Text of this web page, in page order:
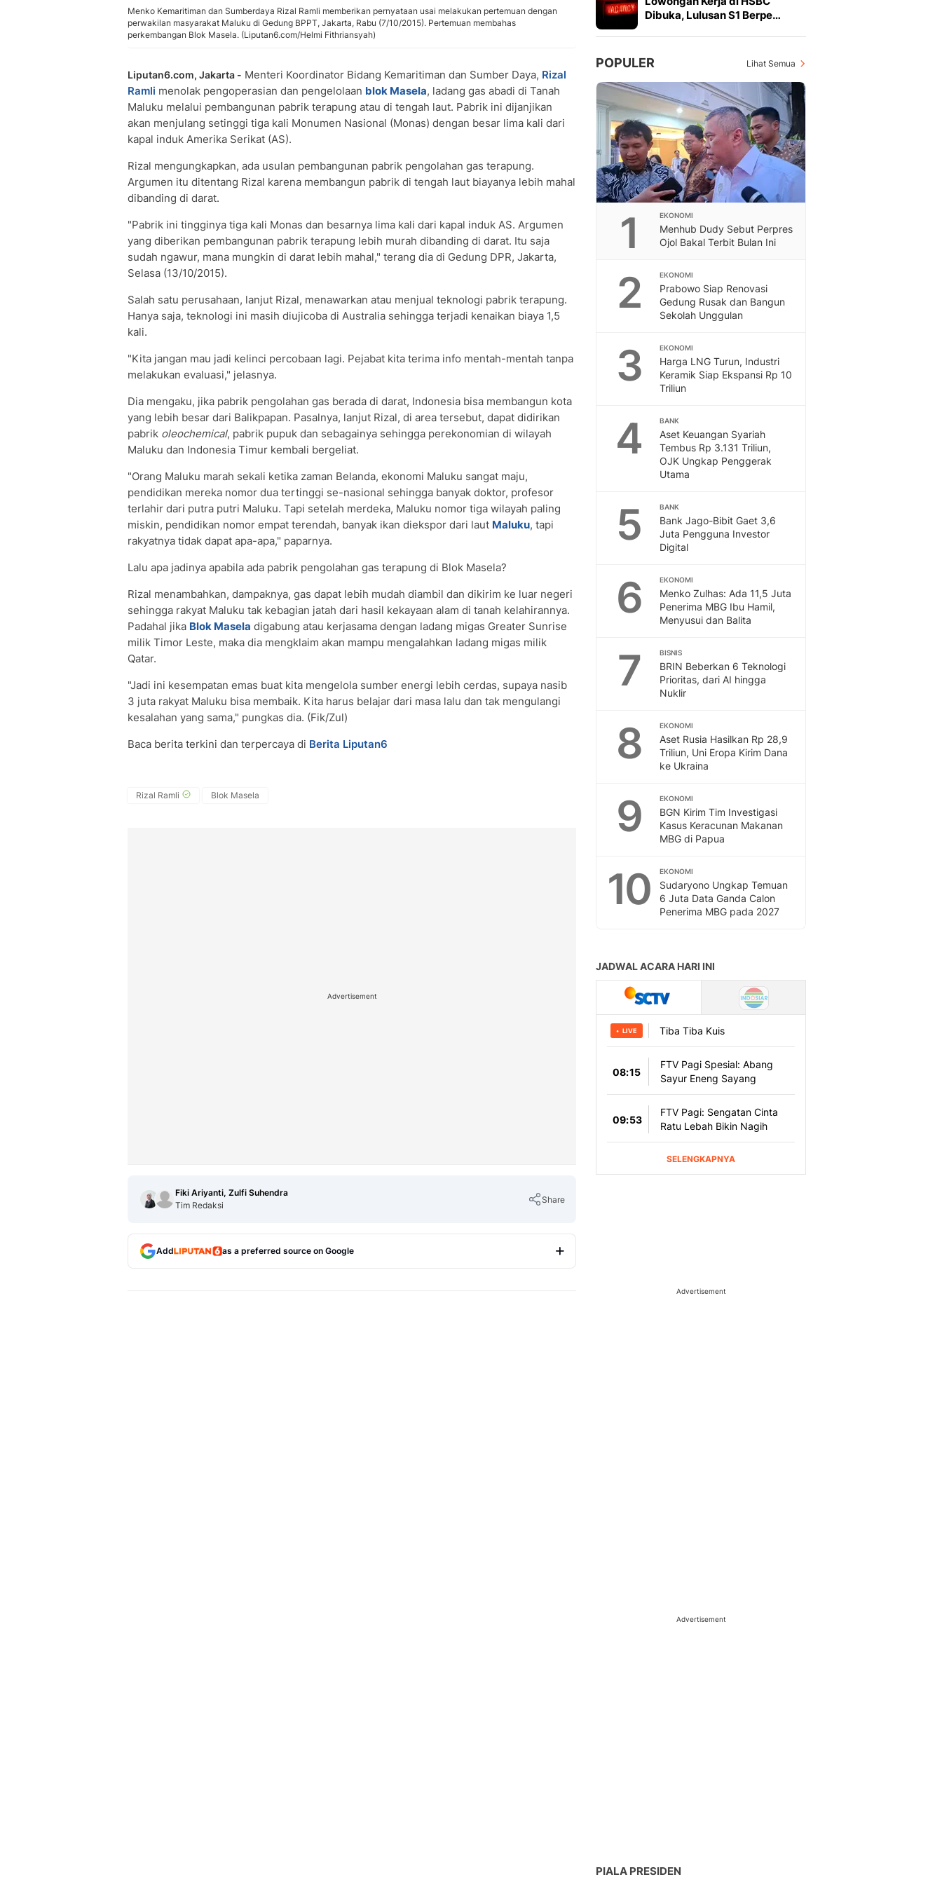
Menko Kemaritiman dan Sumberdaya Rizal Ramli memberikan pernyataan usai melakukan pertemuan dengan
perwakilan masyarakat Maluku di Gedung BPPT, Jakarta, Rabu (7/10/2015). Pertemuan membahas
perkembangan Blok Masela. (Liputan6.com/Helmi Fithriansyah)
Liputan6.com, Jakarta - Menteri Koordinator Bidang Kemaritiman dan Sumber Daya, Rizal
Ramli menolak pengoperasian dan pengelolaan blok Masela, ladang gas abadi di Tanah
Maluku melalui pembangunan pabrik terapung atau di tengah laut. Pabrik ini dijanjikan
akan menjulang setinggi tiga kali Monumen Nasional (Monas) dengan besar lima kali dari
kapal induk Amerika Serikat (AS).
Rizal mengungkapkan, ada usulan pembangunan pabrik pengolahan gas terapung.
Argumen itu ditentang Rizal karena membangun pabrik di tengah laut biayanya lebih mahal
dibanding di darat.
"Pabrik ini tingginya tiga kali Monas dan besarnya lima kali dari kapal induk AS. Argumen
yang diberikan pembangunan pabrik terapung lebih murah dibanding di darat. Itu saja
sudah ngawur, mana mungkin di darat lebih mahal," terang dia di Gedung DPR, Jakarta,
Selasa (13/10/2015).
Salah satu perusahaan, lanjut Rizal, menawarkan atau menjual teknologi pabrik terapung.
Hanya saja, teknologi ini masih diujicoba di Australia sehingga terjadi kenaikan biaya 1,5
kali.
"Kita jangan mau jadi kelinci percobaan lagi. Pejabat kita terima info mentah-mentah tanpa
melakukan evaluasi," jelasnya.
Dia mengaku, jika pabrik pengolahan gas berada di darat, Indonesia bisa membangun kota
yang lebih besar dari Balikpapan. Pasalnya, lanjut Rizal, di area tersebut, dapat didirikan
pabrik oleochemical, pabrik pupuk dan sebagainya sehingga perekonomian di wilayah
Maluku dan Indonesia Timur kembali bergeliat.
"Orang Maluku marah sekali ketika zaman Belanda, ekonomi Maluku sangat maju,
pendidikan mereka nomor dua tertinggi se-nasional sehingga banyak doktor, profesor
terlahir dari putra putri Maluku. Tapi setelah merdeka, Maluku nomor tiga wilayah paling
miskin, pendidikan nomor empat terendah, banyak ikan diekspor dari laut Maluku, tapi
rakyatnya tidak dapat apa-apa," paparnya.
Lalu apa jadinya apabila ada pabrik pengolahan gas terapung di Blok Masela?
Rizal menambahkan, dampaknya, gas dapat lebih mudah diambil dan dikirim ke luar negeri
sehingga rakyat Maluku tak kebagian jatah dari hasil kekayaan alam di tanah kelahirannya.
Padahal jika Blok Masela digabung atau kerjasama dengan ladang migas Greater Sunrise
milik Timor Leste, maka dia mengklaim akan mampu mengalahkan ladang migas milik
Qatar.
"Jadi ini kesempatan emas buat kita mengelola sumber energi lebih cerdas, supaya nasib
3 juta rakyat Maluku bisa membaik. Kita harus belajar dari masa lalu dan tak mengulangi
kesalahan yang sama," pungkas dia. (Fik/Zul)
Baca berita terkini dan terpercaya di Berita Liputan6
Rizal Ramli Blok Masela
Advertisement
Fiki Ariyanti, Zulfi Suhendra
Tim Redaksi
Share
Add as a preferred source on Google
Dibuka, Lulusan S1 Berpe…
POPULER Lihat Semua
1 EKONOMI
Menhub Dudy Sebut Perpres
Ojol Bakal Terbit Bulan Ini
2 EKONOMI
Prabowo Siap Renovasi
Gedung Rusak dan Bangun
Sekolah Unggulan
3 EKONOMI
Harga LNG Turun, Industri
Keramik Siap Ekspansi Rp 10
Triliun
4 BANK
Aset Keuangan Syariah
Tembus Rp 3.131 Triliun,
OJK Ungkap Penggerak
Utama
5 BANK
Bank Jago-Bibit Gaet 3,6
Juta Pengguna Investor
Digital
6 EKONOMI
Menko Zulhas: Ada 11,5 Juta
Penerima MBG Ibu Hamil,
Menyusui dan Balita
7 BISNIS
BRIN Beberkan 6 Teknologi
Prioritas, dari AI hingga
Nuklir
8 EKONOMI
Aset Rusia Hasilkan Rp 28,9
Triliun, Uni Eropa Kirim Dana
ke Ukraina
9 EKONOMI
BGN Kirim Tim Investigasi
Kasus Keracunan Makanan
MBG di Papua
10 EKONOMI
Sudaryono Ungkap Temuan
6 Juta Data Ganda Calon
Penerima MBG pada 2027
Advertisement
Advertisement
PIALA PRESIDEN